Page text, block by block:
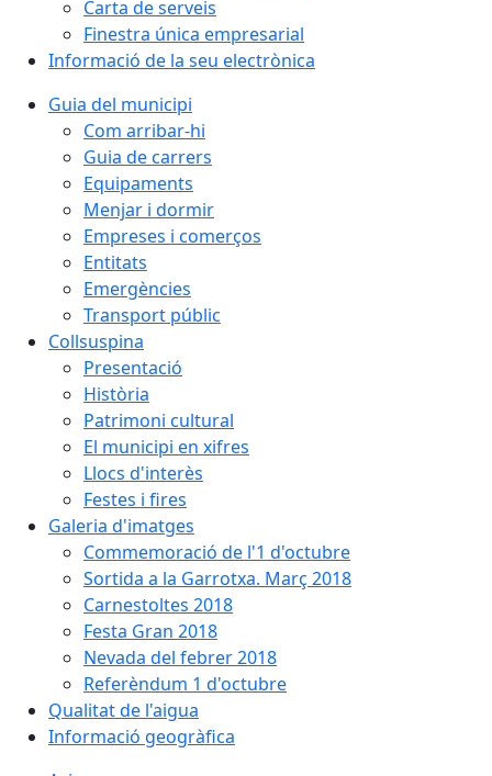
Carta de serveis
Finestra única empresarial
Informació de la seu electrònica
Guia del municipi
Com arribar-hi
Guia de carrers
Equipaments
Menjar i dormir
Empreses i comerços
Entitats
Emergències
Transport públic
Collsuspina
Presentació
Història
Patrimoni cultural
El municipi en xifres
Llocs d'interès
Festes i fires
Galeria d'imatges
Commemoració de l'1 d'octubre
Sortida a la Garrotxa. Març 2018
Carnestoltes 2018
Festa Gran 2018
Nevada del febrer 2018
Referèndum 1 d'octubre
Qualitat de l'aigua
Informació geogràfica